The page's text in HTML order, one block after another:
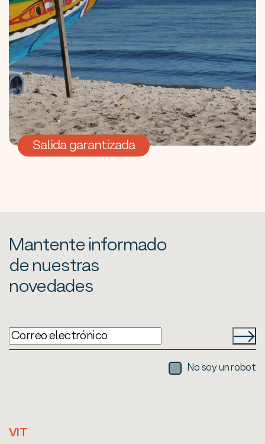
Salida garantizada
Mantente informado
de nuestras
novedades
No soy un robot
VIT